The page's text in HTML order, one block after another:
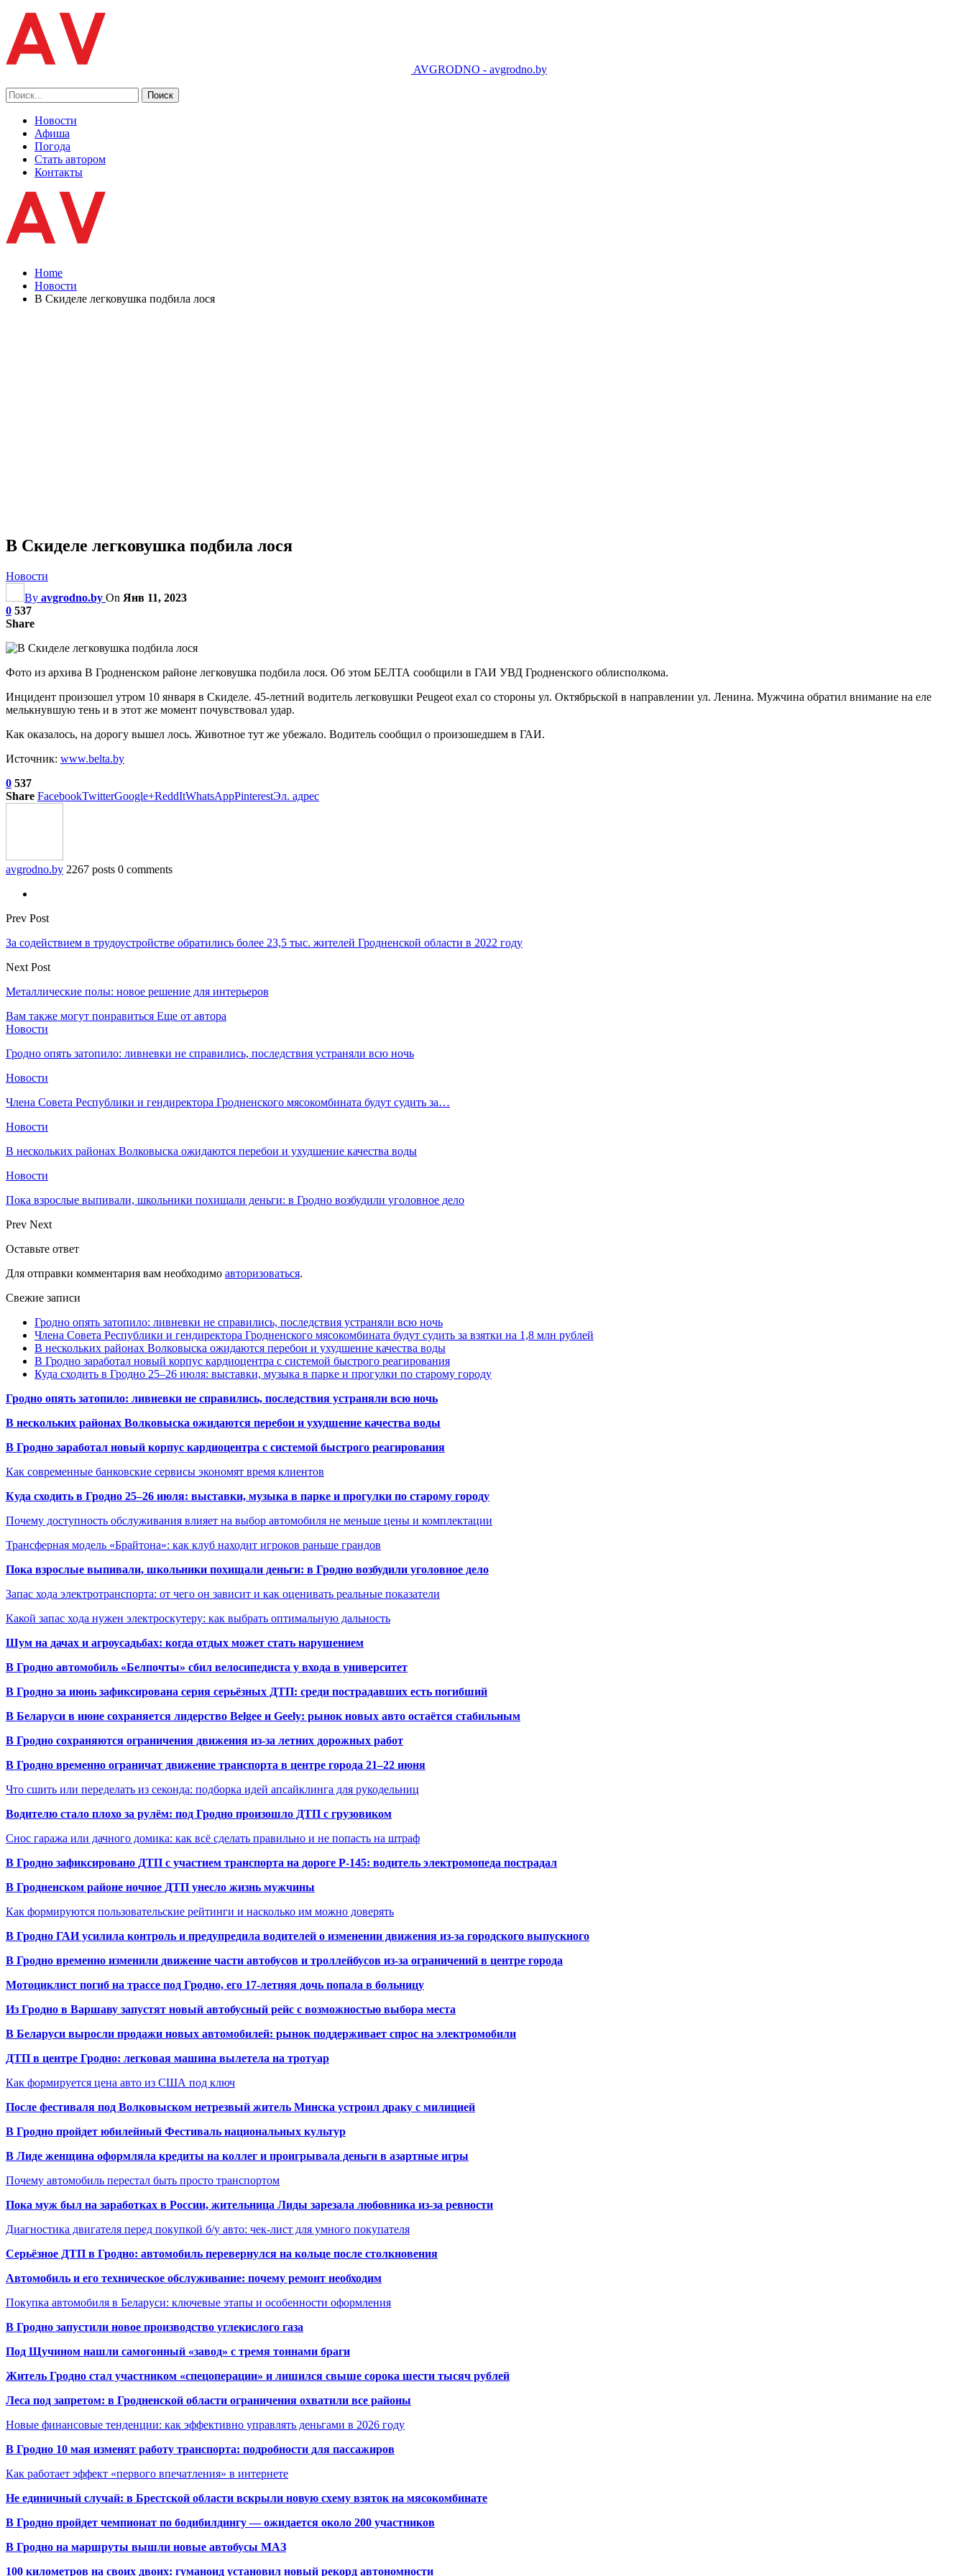
AVGRODNO - avgrodno.by
Новости
Афиша
Погода
Стать автором
Контакты
Home
Новости
В Скиделе легковушка подбила лося
В Скиделе легковушка подбила лося
Новости
By avgrodno.by On Янв 11, 2023
0 537
Share
Фото из архива В Гродненском районе легковушка подбила лося. Об этом БЕЛТА сообщили в ГАИ УВД Гродненского облисполкома.
Инцидент произошел утром 10 января в Скиделе. 45-летний водитель легковушки Peugeot ехал со стороны ул. Октябрьской в направлении ул. Ленина. Мужчина обратил внимание на еле
мелькнувшую тень и в этот же момент почувствовал удар.
Как оказалось, на дорогу вышел лось. Животное тут же убежало. Водитель сообщил о произошедшем в ГАИ.
Источник: www.belta.by
0 537
Share FacebookTwitterGoogle+ReddItWhatsAppPinterestЭл. адрес
avgrodno.by 2267 posts 0 comments
Prev Post
За содействием в трудоустройстве обратились более 23,5 тыс. жителей Гродненской области в 2022 году
Next Post
Металлические полы: новое решение для интерьеров
Вам также могут понравиться Еще от автора
Новости
Гродно опять затопило: ливневки не справились, последствия устраняли всю ночь
Новости
Члена Совета Республики и гендиректора Гродненского мясокомбината будут судить за…
Новости
В нескольких районах Волковыска ожидаются перебои и ухудшение качества воды
Новости
Пока взрослые выпивали, школьники похищали деньги: в Гродно возбудили уголовное дело
Prev Next
Оставьте ответ
Для отправки комментария вам необходимо авторизоваться.
Свежие записи
Гродно опять затопило: ливневки не справились, последствия устраняли всю ночь
Члена Совета Республики и гендиректора Гродненского мясокомбината будут судить за взятки на 1,8 млн рублей
В нескольких районах Волковыска ожидаются перебои и ухудшение качества воды
В Гродно заработал новый корпус кардиоцентра с системой быстрого реагирования
Куда сходить в Гродно 25–26 июля: выставки, музыка в парке и прогулки по старому городу
Гродно опять затопило: ливневки не справились, последствия устраняли всю ночь
В нескольких районах Волковыска ожидаются перебои и ухудшение качества воды
В Гродно заработал новый корпус кардиоцентра с системой быстрого реагирования
Как современные банковские сервисы экономят время клиентов
Куда сходить в Гродно 25–26 июля: выставки, музыка в парке и прогулки по старому городу
Почему доступность обслуживания влияет на выбор автомобиля не меньше цены и комплектации
Трансферная модель «Брайтона»: как клуб находит игроков раньше грандов
Пока взрослые выпивали, школьники похищали деньги: в Гродно возбудили уголовное дело
Запас хода электротранспорта: от чего он зависит и как оценивать реальные показатели
Какой запас хода нужен электроскутеру: как выбрать оптимальную дальность
Шум на дачах и агроусадьбах: когда отдых может стать нарушением
В Гродно автомобиль «Белпочты» сбил велосипедиста у входа в университет
В Гродно за июнь зафиксирована серия серьёзных ДТП: среди пострадавших есть погибший
В Беларуси в июне сохраняется лидерство Belgee и Geely: рынок новых авто остаётся стабильным
В Гродно сохраняются ограничения движения из-за летних дорожных работ
В Гродно временно ограничат движение транспорта в центре города 21–22 июня
Что сшить или переделать из секонда: подборка идей апсайклинга для рукодельниц
Водителю стало плохо за рулём: под Гродно произошло ДТП с грузовиком
Снос гаража или дачного домика: как всё сделать правильно и не попасть на штраф
В Гродно зафиксировано ДТП с участием транспорта на дороге Р-145: водитель электромопеда пострадал
В Гродненском районе ночное ДТП унесло жизнь мужчины
Как формируются пользовательские рейтинги и насколько им можно доверять
В Гродно ГАИ усилила контроль и предупредила водителей о изменении движения из-за городского выпускного
В Гродно временно изменили движение части автобусов и троллейбусов из-за ограничений в центре города
Мотоциклист погиб на трассе под Гродно, его 17-летняя дочь попала в больницу
Из Гродно в Варшаву запустят новый автобусный рейс с возможностью выбора места
В Беларуси выросли продажи новых автомобилей: рынок поддерживает спрос на электромобили
ДТП в центре Гродно: легковая машина вылетела на тротуар
Как формируется цена авто из США под ключ
После фестиваля под Волковыском нетрезвый житель Минска устроил драку с милицией
В Гродно пройдет юбилейный Фестиваль национальных культур
В Лиде женщина оформляла кредиты на коллег и проигрывала деньги в азартные игры
Почему автомобиль перестал быть просто транспортом
Пока муж был на заработках в России, жительница Лиды зарезала любовника из-за ревности
Диагностика двигателя перед покупкой б/у авто: чек-лист для умного покупателя
Серьёзное ДТП в Гродно: автомобиль перевернулся на кольце после столкновения
Автомобиль и его техническое обслуживание: почему ремонт необходим
Покупка автомобиля в Беларуси: ключевые этапы и особенности оформления
В Гродно запустили новое производство углекислого газа
Под Щучином нашли самогонный «завод» с тремя тоннами браги
Житель Гродно стал участником «спецоперации» и лишился свыше сорока шести тысяч рублей
Леса под запретом: в Гродненской области ограничения охватили все районы
Новые финансовые тенденции: как эффективно управлять деньгами в 2026 году
В Гродно 10 мая изменят работу транспорта: подробности для пассажиров
Как работает эффект «первого впечатления» в интернете
Не единичный случай: в Брестской области вскрыли новую схему взяток на мясокомбинате
В Гродно пройдет чемпионат по бодибилдингу — ожидается около 200 участников
В Гродно на маршруты вышли новые автобусы МАЗ
100 километров на своих двоих: гуманоид установил новый рекорд автономности